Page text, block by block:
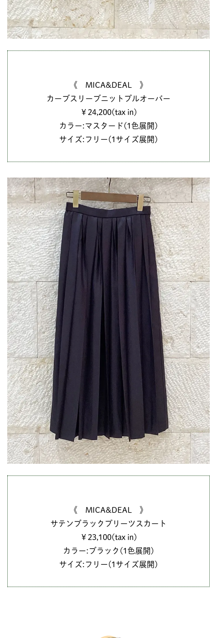
《 MICA&DEAL 》
カーブスリーブニットプルオーバー
￥24,200(tax in)
カラー:マスタード(1色展開)
サイズ:フリー(1サイズ展開)
《 MICA&DEAL 》
サテンブラックプリーツスカート
￥23,100(tax in)
カラー:ブラック(1色展開)
サイズ:フリー(1サイズ展開)